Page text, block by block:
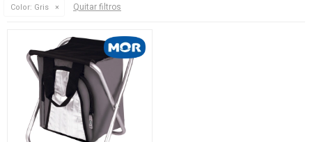
Color: Gris Quitar filtros